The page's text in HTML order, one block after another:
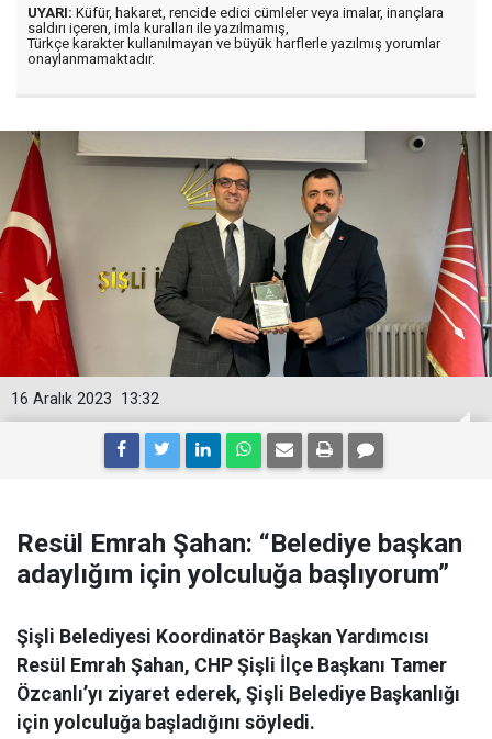
UYARI: Küfür, hakaret, rencide edici cümleler veya imalar, inançlara
saldırı içeren, imla kuralları ile yazılmamış,
Türkçe karakter kullanılmayan ve büyük harflerle yazılmış yorumlar
onaylanmamaktadır.
13:32
16 Aralık 2023
Resül Emrah Şahan: “Belediye başkan
adaylığım için yolculuğa başlıyorum”
Şişli Belediyesi Koordinatör Başkan Yardımcısı
Resül Emrah Şahan, CHP Şişli İlçe Başkanı Tamer
Özcanlı’yı ziyaret ederek, Şişli Belediye Başkanlığı
için yolculuğa başladığını söyledi.